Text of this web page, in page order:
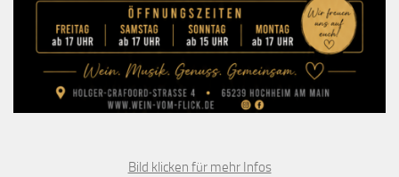
Bild klicken für mehr Infos